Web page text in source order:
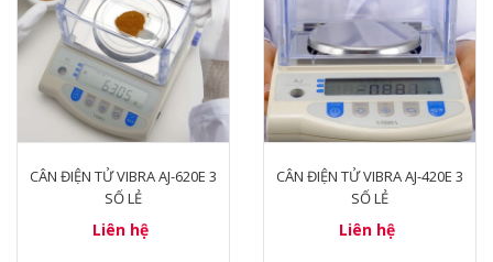
CÂN ĐIỆN TỬ VIBRA AJ-620E 3
SỐ LẺ
Liên hệ
CÂN ĐIỆN TỬ VIBRA AJ-420E 3
SỐ LẺ
Liên hệ